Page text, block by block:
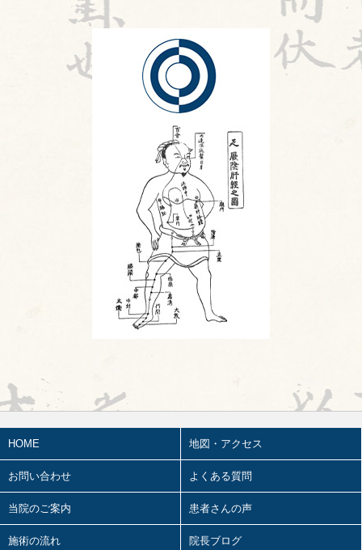
鍼灸教育について
胎漏(たいろう)とは②
Hospitalistとは①
2026.07.16
陰陽学説⑦
2026.07.15
頭が痛い①
2026.07.14
胎漏(たいろう)とは①
2026.07.11
2026前期試験
2025年9月 (25)
HOME 地図・アクセス
お問い合わせ よくある質問
当院のご案内 患者さんの声
施術の流れ 院長ブログ